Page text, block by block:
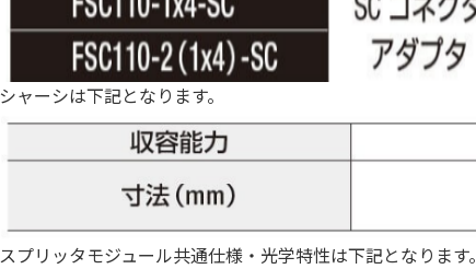
シャーシは下記となります。
スプリッタモジュール共通仕様・光学特性は下記となります。